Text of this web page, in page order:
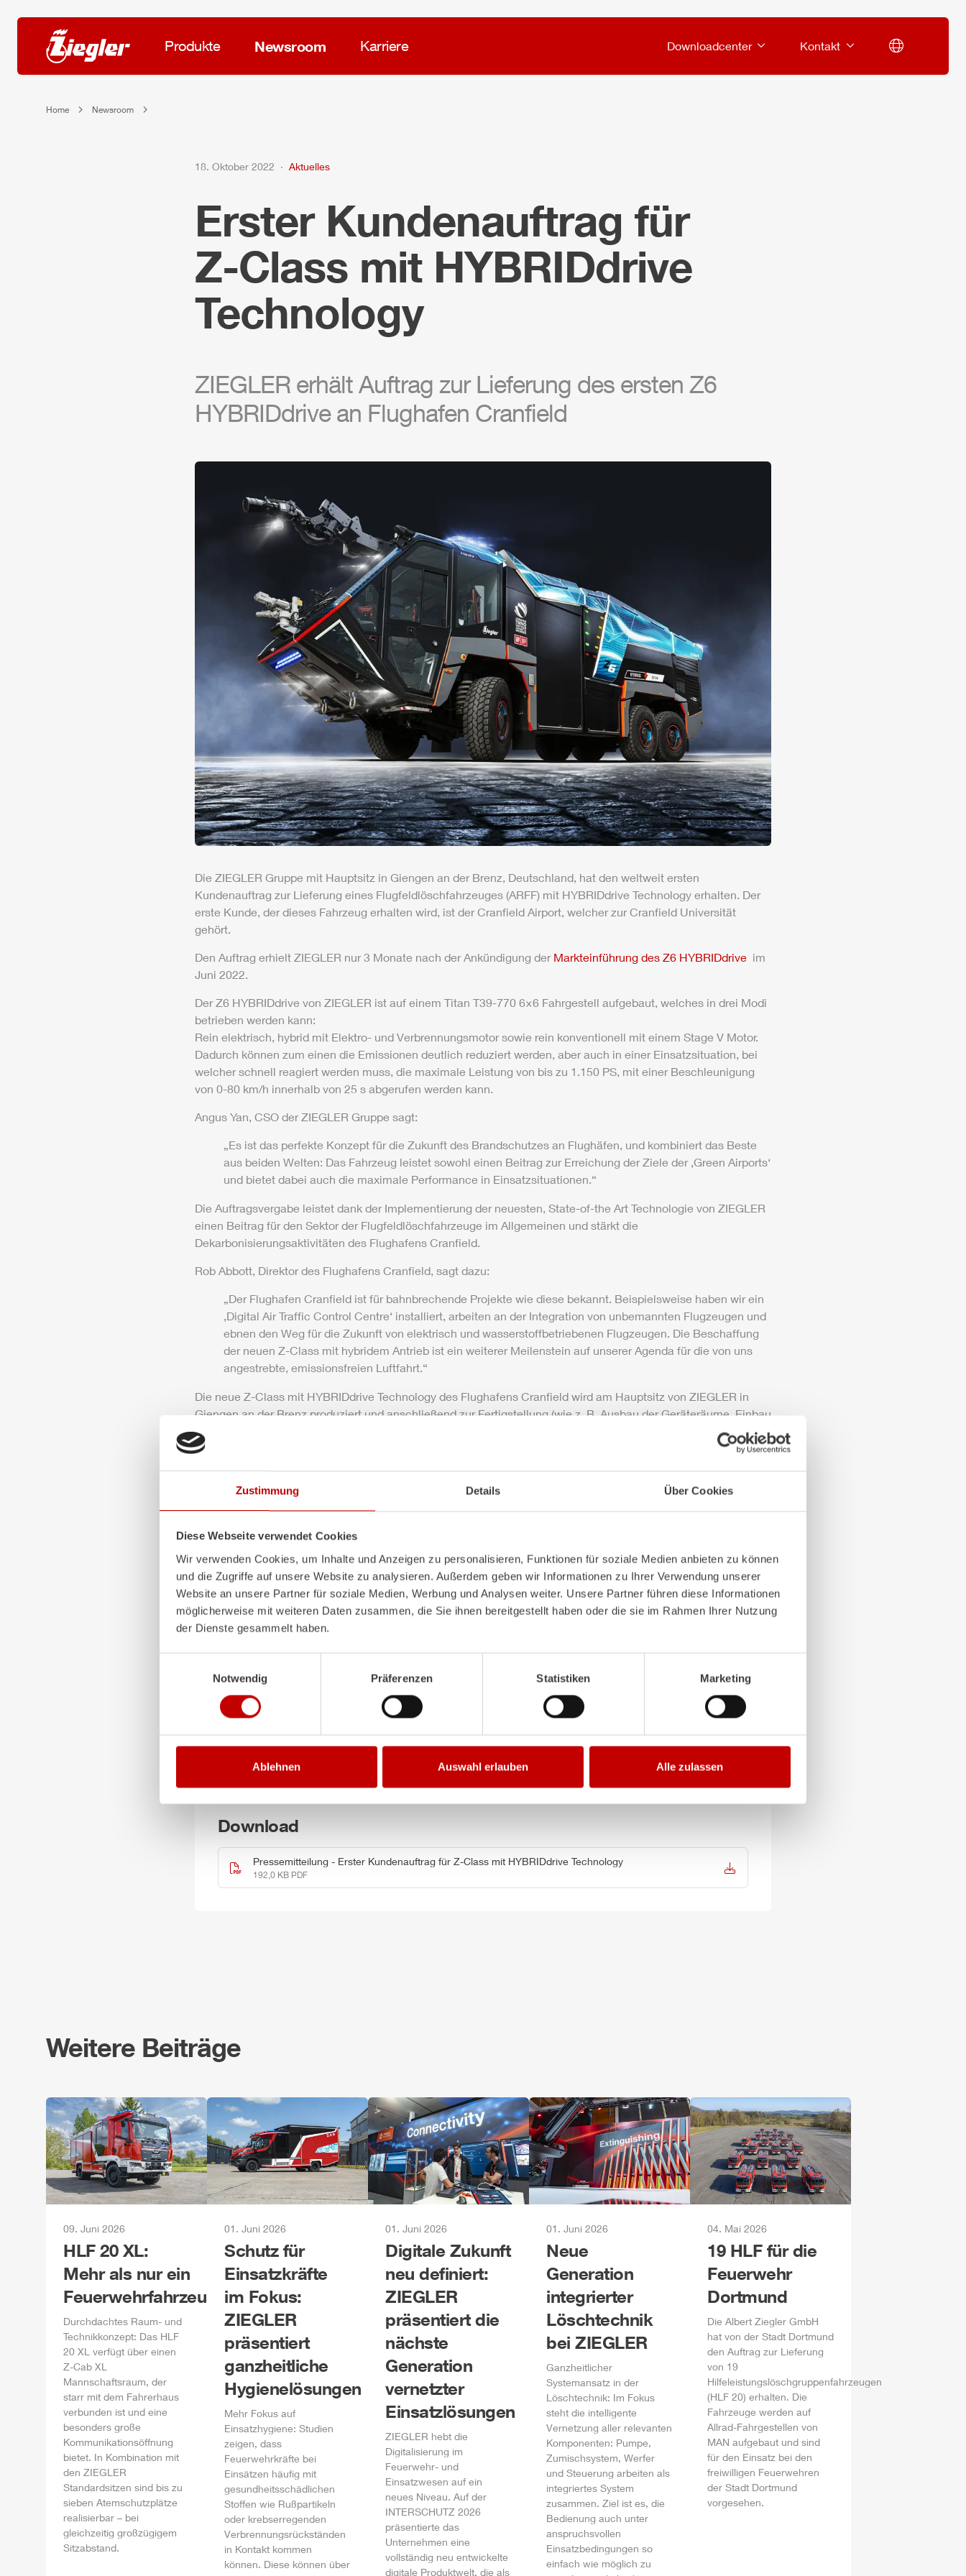
Zustimmung Details Über Cookies
Diese Webseite verwendet Cookies
Wir verwenden Cookies, um Inhalte und Anzeigen zu personalisieren, Funktionen für soziale Medien anbieten zu können
und die Zugriffe auf unsere Website zu analysieren. Außerdem geben wir Informationen zu Ihrer Verwendung unserer
Website an unsere Partner für soziale Medien, Werbung und Analysen weiter. Unsere Partner führen diese Informationen
möglicherweise mit weiteren Daten zusammen, die Sie ihnen bereitgestellt haben oder die sie im Rahmen Ihrer Nutzung
der Dienste gesammelt haben.
Notwendig
Präferenzen Statistiken Marketing
Ablehnen Auswahl erlauben Alle zulassen
Produkte Newsroom Karriere Downloadcenter Kontakt
Home Newsroom
18. Oktober 2022 Aktuelles
Erster Kundenauftrag für
Z-Classmit HYBRIDdrive
Technology
ZIEGLERerhält Auftrag zur Lieferung des ersten Z6
HYBRIDdrivean Flughafen Cranfield
Die ZIEGLER Gruppe mit Hauptsitz in Giengen an der Brenz, Deutschland, hat den weltweit ersten
Kundenauftrag zur Lieferung eines Flugfeldlöschfahrzeuges (ARFF) mit HYBRIDdrive Technology erhalten. Der
erste Kunde, der dieses Fahrzeug erhalten wird, ist der Cranfield Airport, welcher zur Cranfield Universität
gehört.
Den Auftrag erhielt ZIEGLER nur 3 Monate nach der Ankündigung der Markteinführung des Z6 HYBRIDdriveim
Juni 2022.
DerZ6 HYBRIDdrive von ZIEGLER ist auf einem Titan T39-770 6×6 Fahrgestell aufgebaut, welches in drei Modi
betrieben werden kann:
Rein elektrisch, hybrid mit Elektro- und Verbrennungsmotor sowie rein konventionell mit einem Stage V Motor.
Dadurch können zum einen die Emissionen deutlich reduziert werden, aber auch in einer Einsatzsituation, bei
welcher schnell reagiert werden muss, die maximale Leistung von bis zu 1.150 PS, mit einer Beschleunigung
von 0-80 km/h innerhalb von 25 s abgerufen werden kann.
Angus Yan, CSO derZIEGLER Gruppe sagt:
„Es ist das perfekte Konzept für die Zukunft des Brandschutzes an Flughäfen, und kombiniert das Beste
aus beiden Welten: Das Fahrzeug leistet sowohl einen Beitrag zur Erreichung der Ziele der ‚Green Airports‘
und bietet dabei auch die maximale Performance in Einsatzsituationen.“
Die Auftragsvergabe leistet dank der Implementierung der neuesten, State-of-the Art Technologie von ZIEGLER
einen Beitrag für den Sektor der Flugfeldlöschfahrzeuge im Allgemeinen und stärkt die
Dekarbonisierungsaktivitäten des Flughafens Cranfield.
Rob Abbott, Direktor des Flughafens Cranfield, sagt dazu:
„Der Flughafen Cranfield ist für bahnbrechende Projekte wie diese bekannt. Beispielsweise haben wir ein
‚Digital AirTraffic Control Centre‘ installiert, arbeiten an der Integration von unbemannten Flugzeugen und
ebnen den Weg für die Zukunft von elektrisch und wasserstoffbetriebenen Flugzeugen. Die Beschaffung
der neuen Z-Classmit hybridem Antrieb ist ein weiterer Meilenstein auf unserer Agenda für die von uns
angestrebte, emissionsfreien Luftfahrt.“
Die neue Z-Classmit HYBRIDdrive Technology des Flughafens Cranfield wird am Hauptsitz von ZIEGLER in
Giengen an der Brenz produziert und anschließend zur Fertigstellung (wie z. B. Ausbau der Geräteräume, Einbau
von Kommunikationseinrichtungen sowie Anbringung der Außengrafik an Venari, exklusiver
Partner im
Vereinigten Königreich, in West Yorkshire geschickt. Venari wird auch die entsprechenden Serviceleistungen
Seit 2021 arbeiten Venari und gemeinsam daran, die
aktiv auf dem britischen Markt
einzuführen.
Oliver North, CEO von Venari kommentiert:
„Die Einführung derZ-Classim Jahr 2021 in Großbritannien hat der britischen Luftfahrtindustrie den
dringend benötigten Wettbewerb zu einem Zeitpunkt beschert, an dem Innovation gefragt war.ZIEGLER
hat durch seine hohe Qualität und Innovationskraft eine Antwort auf die Nachfrage nach neuen
Technologien gegeben, die es den Flughäfen ermöglichen, noch leistungsfähiger zu sein und gleichzeitig
höhere Umweltziele zu erreichen.“
„Nach jahrelanger kontinuierlicher Weiterentwicklung unserer Z-Class
sind wir zuversichtlich, dass sich
unser neuer
als Favorit für die britischen Flughafenfeuerwehren und -rettungsdienste
Effizienz zu verbessern.“
Weitere Informationen und technische Daten finden Sie in der offiziellen Pressemitteilung.
Download
Pressemitteilung - Erster Kundenauftrag für Z-Classmit HYBRIDdriveTechnology
192,0 KB PDF
Weitere Beiträge
09. Juni 2026
HLF20 XL:
Mehr als nur ein
Feuerwehrfahrzeug
Durchdachtes Raum- und
Technikkonzept: Das HLF
20 XL verfügt über einen
Z-Cab XL
Mannschaftsraum, der
starr mit dem Fahrerhaus
verbunden ist und eine
besonders große
Kommunikationsöffnung
bietet. In Kombination mit
den ZIEGLER
Standardsitzen sind bis zu
sieben Atemschutzplätze
realisierbar – bei
gleichzeitig großzügigem
Sitzabstand.
01. Juni 2026
Schutz für
Einsatzkräfte
im Fokus:
ZIEGLER
präsentiert
ganzheitliche
Hygienelösungen
Mehr Fokus auf
Einsatzhygiene: Studien
zeigen, dass
Feuerwehrkräfte bei
Einsätzen häufig mit
gesundheitsschädlichen
Stoffen wie Rußpartikeln
oder krebserregenden
Verbrennungsrückständen
in Kontakt kommen
können. Diese können über
01. Juni 2026
Digitale Zukunft
neu definiert:
ZIEGLER
präsentiert die
nächste
Generation
vernetzter
Einsatzlösungen
ZIEGLER hebt die
Digitalisierung im
Feuerwehr- und
Einsatzwesen auf ein
neues Niveau. Auf der
INTERSCHUTZ 2026
präsentierte das
Unternehmen eine
vollständig neu entwickelte
digitale Produktwelt, die als
01. Juni 2026
Neue
Generation
integrierter
Löschtechnik
bei ZIEGLER
Ganzheitlicher
Systemansatz in der
Löschtechnik: Im Fokus
steht die intelligente
Vernetzung aller relevanten
Komponenten: Pumpe,
Zumischsystem, Werfer
und Steuerung arbeiten als
integriertes System
zusammen. Ziel ist es, die
Bedienung auch unter
anspruchsvollen
Einsatzbedingungen so
einfach wie möglich zu
04. Mai 2026
19 HLFfür die
Feuerwehr
Dortmund
Die Albert Ziegler GmbH
hat von der Stadt Dortmund
den Auftrag zur Lieferung
von 19
Hilfeleistungslöschgruppenfahrzeugen
(HLF 20) erhalten. Die
Fahrzeuge werden auf
Allrad-Fahrgestellen von
MAN aufgebaut und sind
für den Einsatz bei den
freiwilligen Feuerwehren
der Stadt Dortmund
vorgesehen.